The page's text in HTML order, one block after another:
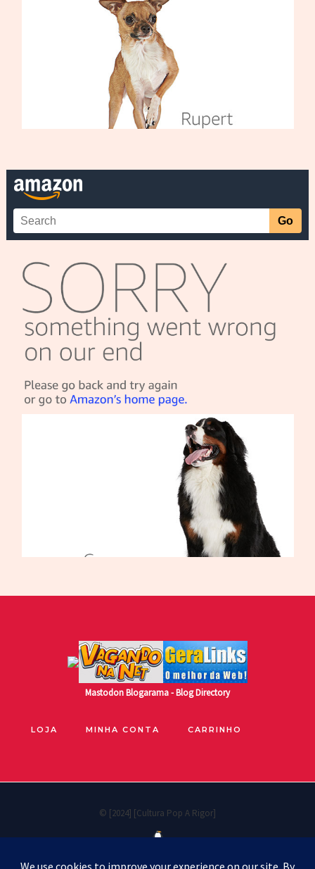
MastodonBlogarama - Blog Directory
LOJA MINHA CONTA CARRINHO
© [2024] [Cultura Pop A Rigor]